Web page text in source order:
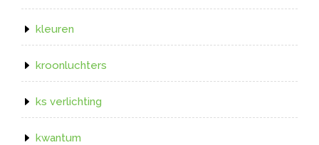
kleuren
kroonluchters
ks verlichting
kwantum